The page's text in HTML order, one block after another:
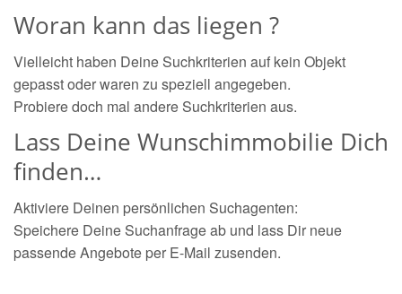
Woran kann das liegen ?
Vielleicht haben Deine Suchkriterien auf kein Objekt
gepasst oder waren zu speziell angegeben.
Probiere doch mal andere Suchkriterien aus.
Lass Deine Wunschimmobilie Dich
finden…
Aktiviere Deinen persönlichen Suchagenten:
Speichere Deine Suchanfrage ab und lass Dir neue
passende Angebote per E-Mail zusenden.